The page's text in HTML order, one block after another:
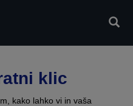
klic
kako lahko vi in vaša